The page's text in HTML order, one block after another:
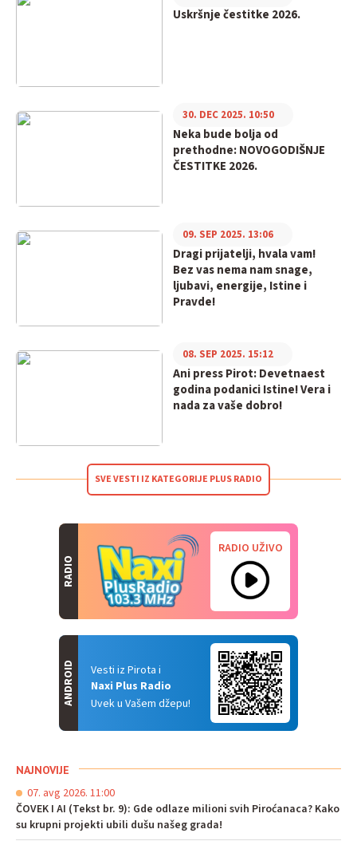
Uskršnje čestitke 2026.
Neka bude bolja od
prethodne: NOVOGODIŠNJE
ČESTITKE 2026.
30. DEC 2025. 10:50
Dragi prijatelji, hvala vam!
Bez vas nema nam snage,
ljubavi, energije, Istine i
Pravde!
09. SEP 2025. 13:06
Ani press Pirot: Devetnaest
godina podanici Istine! Vera i
nada za vaše dobro!
08. SEP 2025. 15:12
SVE VESTI IZ KATEGORIJE PLUS RADIO
RADIO
RADIO UŽIVO
Vesti iz Pirota i
Naxi Plus Radio
Uvek u Vašem džepu!
ANDROID
NAJNOVIJE
07. avg 2026. 11:00
ČOVEK I AI (Tekst br. 9): Gde odlaze milioni svih Piroćanaca? Kako
su krupni projekti ubili dušu našeg grada!